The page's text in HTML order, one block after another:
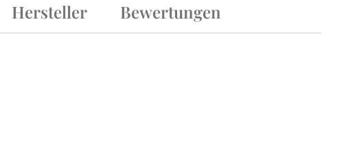
Hersteller Bewertungen